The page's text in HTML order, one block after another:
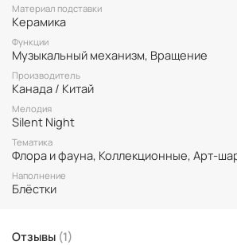
насладиться каждой мельчайшей
композиции. Шар является
подарком для поклонников
символов.
Музыкальный шар с вращением, мелодия "
Керамическая подставка с автографом
Диаметр шара 10см, высота вместе с
Материал подставки
Керамика
Функции
Музыкальный механизм, Вращение
Производитель
Канада / Китай
Мелодия
Silent Night
Тематика
Флора и фауна,
Наполнение
Блёстки
Отзывы (1)